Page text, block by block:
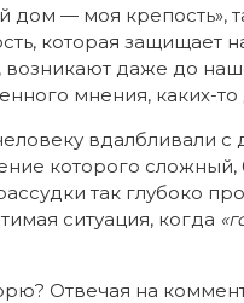
— моя крепость»,
которая защищает
возникают даже до
мнения, каких-то
вдалбливали с
которого
так глубоко
ситуация, когда
Отвечая на